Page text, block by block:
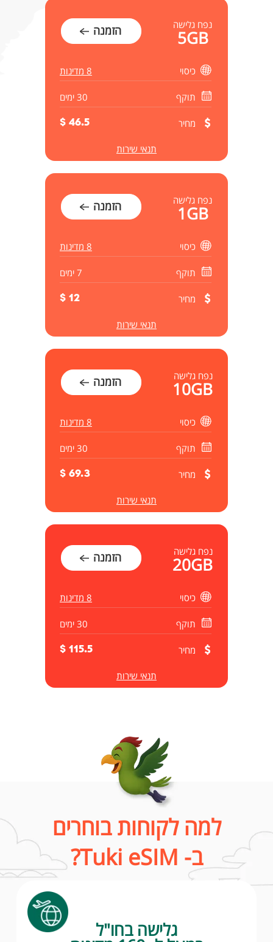
נפח גלישה
5GB הזמנה
כיסוי 8 מדינות
תוקף 30 ימים
מחיר 46.5 $
תנאי שירות
נפח גלישה
1GB הזמנה
כיסוי 8 מדינות
תוקף 7 ימים
מחיר 12 $
תנאי שירות
נפח גלישה
10GB הזמנה
כיסוי 8 מדינות
תוקף 30 ימים
מחיר 69.3 $
תנאי שירות
נפח גלישה
20GB הזמנה
כיסוי 8 מדינות
תוקף 30 ימים
מחיר 115.5 $
תנאי שירות
למה לקוחות בוחרים
ב- Tuki eSIM?
גלישה בחו"ל